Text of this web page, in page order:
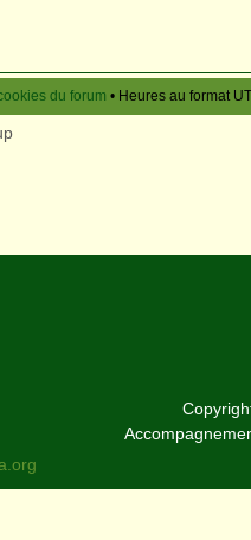
du forum • Heures au format